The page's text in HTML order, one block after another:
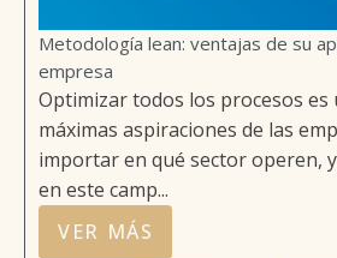
Metodología lean: ventajas de su
empresa
Optimizar todos los procesos es
máximas aspiraciones de las
importar en qué sector operen,
en este camp...
VER MÁS